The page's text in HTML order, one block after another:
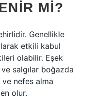
MI?
Genellikle
etkili kabul
olabilir. Eşek
salgılar boğazda
ve nefes alma
olur.